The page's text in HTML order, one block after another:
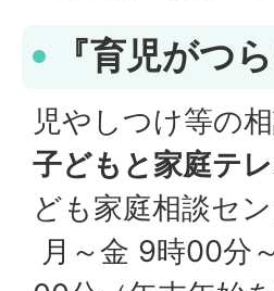
『育児がつ
児やしつけ等の
子どもと家庭テ
ども家庭相談セン
月～金 9時00分